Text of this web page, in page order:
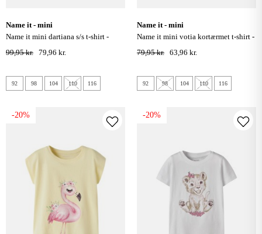
name it - mini
name it mini dartiana s/s t-shirt -
peyote melange
99,95 kr. 79,96 kr.
92 98 104 110 116
name it - mini
name it mini votia kortærmet t-shirt -
bright white sunglasses cat
79,95 kr. 63,96 kr.
92 98 104 110 116
-20% -20%